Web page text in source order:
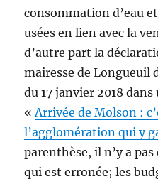
consommation d’eau
usées en lien avec la
d’autre part la
mairesse de Longueuil
du 17 janvier 2018
«Arrivée de Molson :
l’agglomération qui y
parenthèse, il n’y a
qui est erronée; les